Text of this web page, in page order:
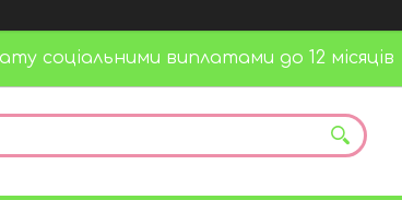
соціальними виплатами до 12 місяців